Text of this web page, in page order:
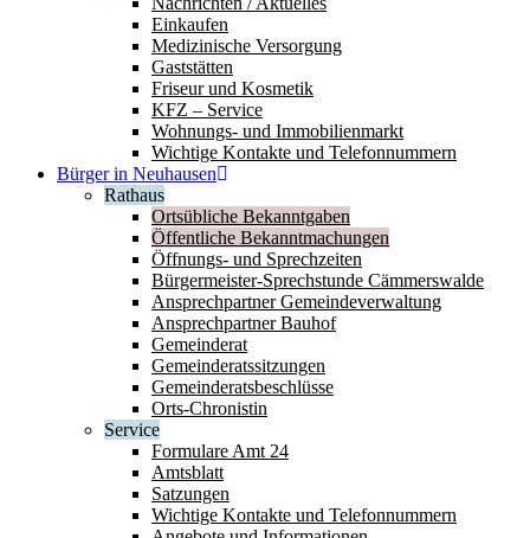
Einkaufen
Medizinische Versorgung
Gaststätten
Friseur und Kosmetik
KFZ – Service
Wohnungs- und Immobilienmarkt
Wichtige Kontakte und Telefonnummern
Bürger in Neuhausen
Rathaus
Ortsübliche Bekanntgaben
Öffentliche Bekanntmachungen
Öffnungs- und Sprechzeiten
Bürgermeister-Sprechstunde Cämmerswalde
Ansprechpartner Gemeindeverwaltung
Ansprechpartner Bauhof
Gemeinderat
Gemeinderatssitzungen
Gemeinderatsbeschlüsse
Orts-Chronistin
Service
Formulare Amt 24
Amtsblatt
Satzungen
Wichtige Kontakte und Telefonnummern